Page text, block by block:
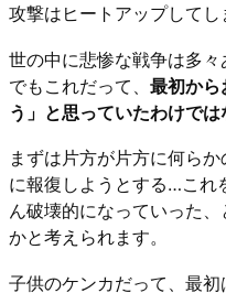
攻撃はヒートアップしてし
世の中に悲惨な戦争は多々
でもこれだって、 最初から
う」と思っていたわけでは
まずは片方が片方に何ら
に報復しようとする…これ
ん破壊的になっていった
かと考えられます。
子供のケンカだって、最